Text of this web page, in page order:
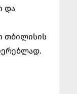
და
თბილისის